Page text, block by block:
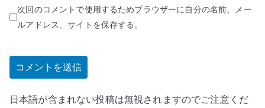
次回のコメントで使用するためブラウザーに自分の名前、メー
ルアドレス、サイトを保存する。
日本語が含まれない投稿は無視されますのでご注意くだ